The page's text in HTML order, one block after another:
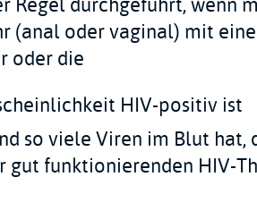
(anal oder vaginal) mit
oder die
HIV-positiv ist
so viele Viren im Blut hat,
gut funktionierenden HIV-